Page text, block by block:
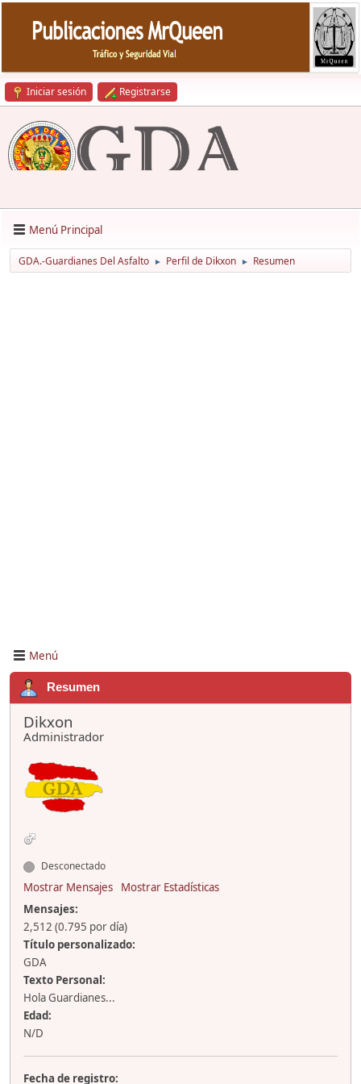
Iniciar sesión Registrarse
Menú Principal
GDA.-Guardianes Del Asfalto ► Perfil de Dikxon ► Resumen
Menú
Resumen
Dikxon
Administrador
Desconectado
Mostrar Mensajes
Mostrar Estadísticas
Mensajes:
2,512 (0.795 por día)
Título personalizado:
GDA
Texto Personal:
Hola Guardianes...
Edad:
N/D
Fecha de registro: